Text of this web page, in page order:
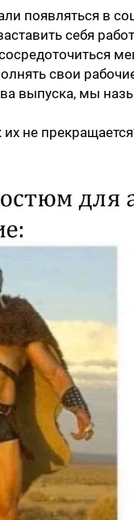
появляться в
себя
свои
выпуска, мы
не